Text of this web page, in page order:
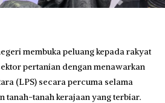
membuka peluang kepada rakyat
pertanian dengan menawarkan
(LPS) secara percuma selama
tanah-tanah kerajaan yang terbiar.